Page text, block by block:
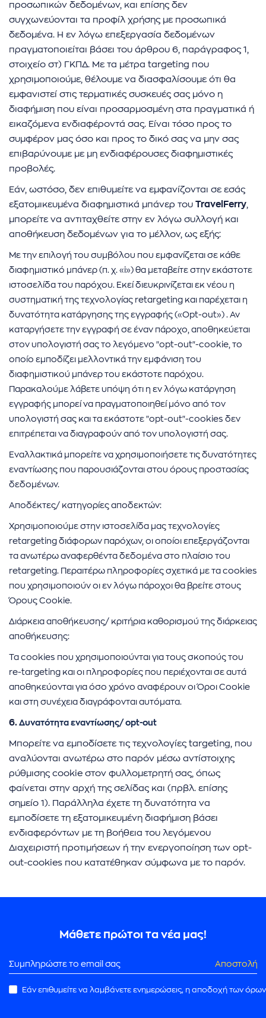
προσωπικών δεδομένων, και επίσης δεν
συγχωνεύονται τα προφίλ χρήσης με προσωπικά
δεδομένα. Η εν λόγω επεξεργασία δεδομένων
πραγματοποιείται βάσει του άρθρου 6, παράγραφος 1,
στοιχείο στ) ΓΚΠΔ. Με τα μέτρα targeting που
χρησιμοποιούμε, θέλουμε να διασφαλίσουμε ότι θα
εμφανιστεί στις τερματικές συσκευές σας μόνο η
διαφήμιση που είναι προσαρμοσμένη στα πραγματικά ή
εικαζόμενα ενδιαφέροντά σας. Είναι τόσο προς το
συμφέρον μας όσο και προς το δικό σας να μην σας
επιβαρύνουμε με μη ενδιαφέρουσες διαφημιστικές
προβολές.
Εάν, ωστόσο, δεν επιθυμείτε να εμφανίζονται σε εσάς
εξατομικευμένα διαφημιστικά μπάνερ του TravelFerry,
μπορείτε να αντιταχθείτε στην εν λόγω συλλογή και
αποθήκευση δεδομένων για το μέλλον, ως εξής:
Με την επιλογή του συμβόλου που εμφανίζεται σε κάθε
διαφημιστικό μπάνερ (π. χ. «i») θα μεταβείτε στην εκάστοτε
ιστοσελίδα του παρόχου. Εκεί διευκρινίζεται εκ νέου η
συστηματική της τεχνολογίας retargeting και παρέχεται η
δυνατότητα κατάργησης της εγγραφής («Opt-out») . Αν
καταργήσετε την εγγραφή σε έναν πάροχο, αποθηκεύεται
στον υπολογιστή σας το λεγόμενο "opt-out"-cookie, το
οποίο εμποδίζει μελλοντικά την εμφάνιση του
διαφημιστικού μπάνερ του εκάστοτε παρόχου.
Παρακαλούμε λάβετε υπόψη ότι η εν λόγω κατάργηση
εγγραφής μπορεί να πραγματοποιηθεί μόνο από τον
υπολογιστή σας και τα εκάστοτε "opt-out"-cookies δεν
επιτρέπεται να διαγραφούν από τον υπολογιστή σας.
Εναλλακτικά μπορείτε να χρησιμοποιήσετε τις δυνατότητες
εναντίωσης που παρουσιάζονται στου όρους προστασίας
δεδομένων.
Αποδέκτες/ κατηγορίες αποδεκτών:
Χρησιμοποιούμε στην ιστοσελίδα μας τεχνολογίες
retargeting διάφορων παρόχων, οι οποίοι επεξεργάζονται
τα ανωτέρω αναφερθέντα δεδομένα στο πλαίσιο του
retargeting. Περαιτέρω πληροφορίες σχετικά με τα cookies
που χρησιμοποιούν οι εν λόγω πάροχοι θα βρείτε στους
Όρους Cookie.
Διάρκεια αποθήκευσης/ κριτήρια καθορισμού της διάρκειας
αποθήκευσης:
Τα cookies που χρησιμοποιούνται για τους σκοπούς του
re-targeting και οι πληροφορίες που περιέχονται σε αυτά
αποθηκεύονται για όσο χρόνο αναφέρουν οι Όροι Cookie
και στη συνέχεια διαγράφονται αυτόματα.
6. Δυνατότητα εναντίωσης/ opt-out
Μπορείτε να εμποδίσετε τις τεχνολογίες targeting, που
αναλύονται ανωτέρω στο παρόν μέσω αντίστοιχης
ρύθμισης cookie στον φυλλομετρητή σας, όπως
φαίνεται στην αρχή της σελίδας και (πρβλ. επίσης
σημείο 1). Παράλληλα έχετε τη δυνατότητα να
εμποδίσετε τη εξατομικευμένη διαφήμιση βάσει
ενδιαφερόντων με τη βοήθεια του λεγόμενου
Διαχειριστή προτιμήσεων ή την ενεργοποίηση των opt-
out-cookies που κατατέθηκαν σύμφωνα με το παρόν.
Μάθετε πρώτοι τα νέα μας!
Αποστολή
Εάν επιθυμείτε να λαμβάνετε ενημερώσεις, η αποδοχή των όρων